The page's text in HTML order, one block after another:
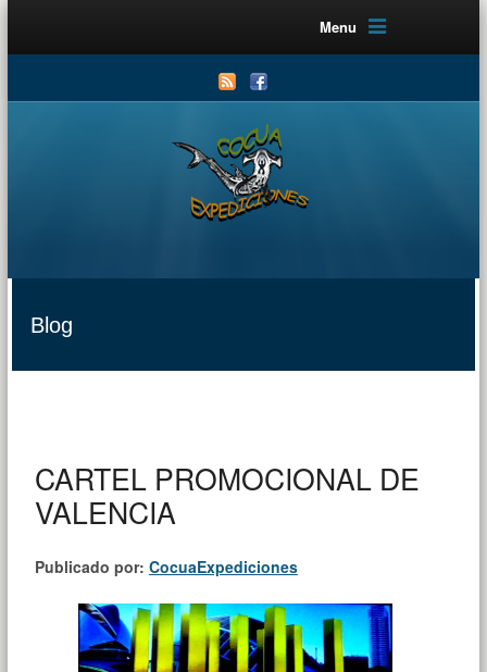
Menu
Blog
CARTEL PROMOCIONAL DE
VALENCIA
Publicado por: CocuaExpediciones